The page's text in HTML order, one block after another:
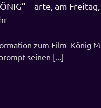
– arte, am
zum Film König
seinen [...]